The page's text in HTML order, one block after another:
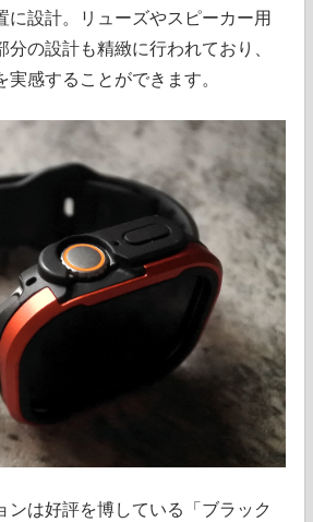
に設計。リューズやスピーカー用
の設計も精緻に行われており、
感することができます。
ンは好評を博している「ブラック